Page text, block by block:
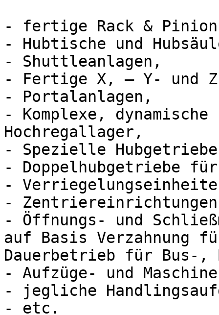
- fertige Rack & Pinion
- Hubtische und
- Shuttleanlagen,
- Fertige X, – Y- und
- Portalanlagen,
- Komplexe,
Hochregallager,
- Spezielle
- Doppelhubgetriebe
-
-
- Öffnungs- und
auf Basis Verzahnung
Dauerbetrieb für Bus-,
- Aufzüge- und
- jegliche
- etc.